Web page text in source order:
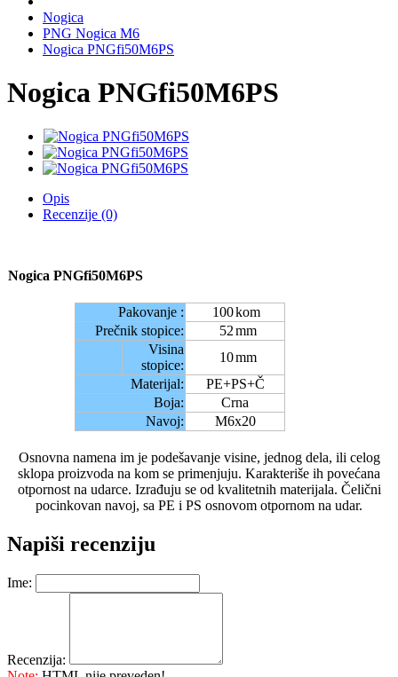
Nogica
PNG Nogica M6
Nogica PNGfi50M6PS
Nogica PNGfi50M6PS
Opis
Recenzije (0)
Nogica PNGfi50M6PS
Pakovanje : 100kom
Prečnik stopice:
52mm
Visina
stopice:
10mm
Materijal:
PE+PS+Č
Boja:
Crna
Navoj:
M6x20
Osnovna namena im je podešavanje visine, jednog dela, ili celog
sklopa proizvoda na kom se primenjuju. Karakteriše ih povećana
otpornost na udarce. Izrađuju se od kvalitetnih materijala. Čelični
pocinkovan navoj, sa PE i PS osnovom otpornom na udar.
Napiši recenziju
Ime:
Recenzija: